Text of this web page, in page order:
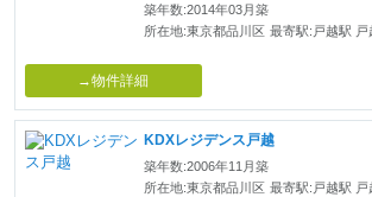
築年数:2014年03月築
所在地:東京都品川区 最寄駅:戸越駅 戸
→物件詳細
KDXレジデンス戸越
築年数:2006年11月築
所在地:東京都品川区 最寄駅:戸越駅 戸